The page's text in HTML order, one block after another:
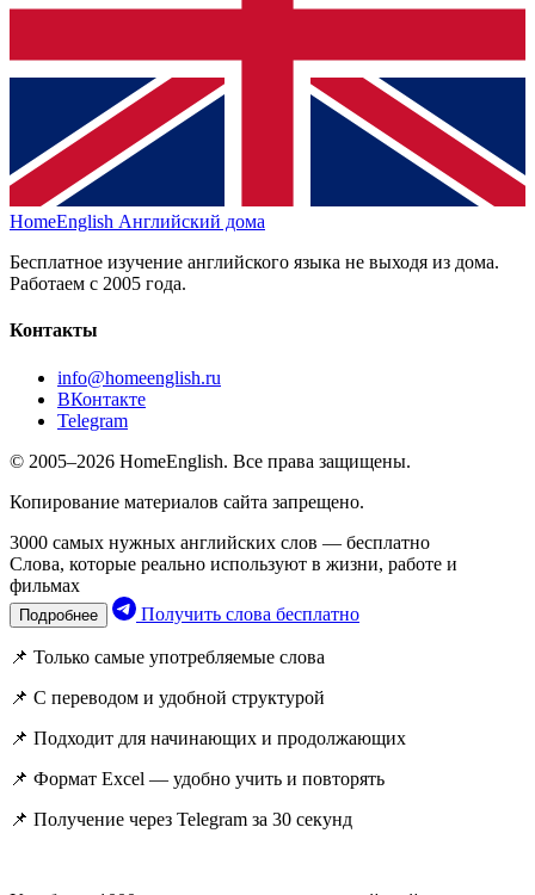
HomeEnglish Английский дома
Бесплатное изучение английского языка не выходя из дома.
Работаем с 2005 года.
Контакты
info@homeenglish.ru
ВКонтакте
Telegram
© 2005–2026 HomeEnglish. Все права защищены.
Копирование материалов сайта запрещено.
3000 самых нужных английских слов — бесплатно
Слова, которые реально используют в жизни, работе и
фильмах
Подробнее Получить слова бесплатно
📌 Только самые употребляемые слова
📌 С переводом и удобной структурой
📌 Подходит для начинающих и продолжающих
📌 Формат Excel — удобно учить и повторять
📌 Получение через Telegram за 30 секунд